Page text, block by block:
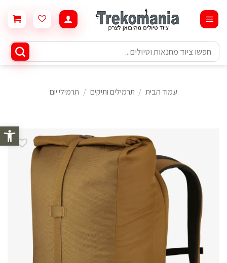
פתח
content
חיפוש
עבור:
עמוד הבית / תרמילים ותיקים / תרמילי יום